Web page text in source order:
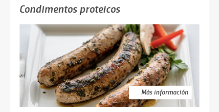
Condimentos proteicos
Más información